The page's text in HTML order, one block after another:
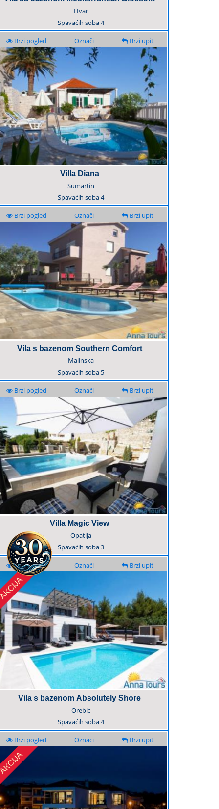
Hvar
Spavaćih soba4
Brzi pogled Označi Brzi upit
Villa Diana
Sumartin
Spavaćih soba4
Brzi pogled Označi Brzi upit
Vila s bazenom Southern Comfort
Malinska
Spavaćih soba 5
Brzi pogled Označi Brzi upit
Villa Magic View
Opatija
Spavaćih soba3
Brzi pogled Označi Brzi upit
Vila s bazenom Absolutely Shore
Orebic
Spavaćih soba4
Brzi pogled Označi Brzi upit